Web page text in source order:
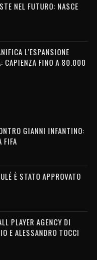
NEL FUTURO: NASCE
L’ESPANSIONE
CAPIENZA FINO A 80.000
GIANNI INFANTINO:
FIFA
È STATO APPROVATO
PLAYER AGENCY DI
E ALESSANDRO TOCCI